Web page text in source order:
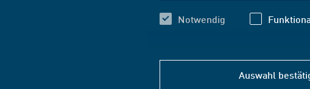
Notwendig
Auswahl